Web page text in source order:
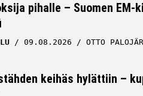
pihalle – Suomen
09.08.2026 OTTO
keihäs hylättiin –